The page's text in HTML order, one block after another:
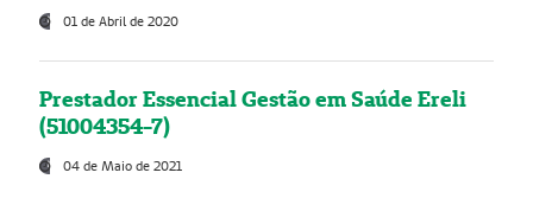
01 de Abril de 2020
Prestador Essencial Gestão em Saúde Ereli
(51004354-7)
04 de Maio de 2021